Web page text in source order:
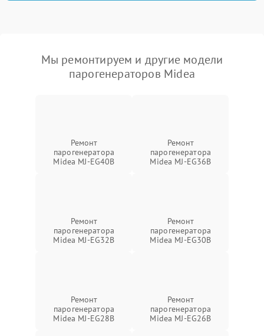
Мы ремонтируем и другие модели
парогенераторов Midea
Ремонт
парогенератора
Midea MJ-EG40B
Ремонт
парогенератора
Midea MJ-EG36B
Ремонт
парогенератора
Midea MJ-EG32B
Ремонт
парогенератора
Midea MJ-EG30B
Ремонт
парогенератора
Midea MJ-EG28B
Ремонт
парогенератора
Midea MJ-EG26B